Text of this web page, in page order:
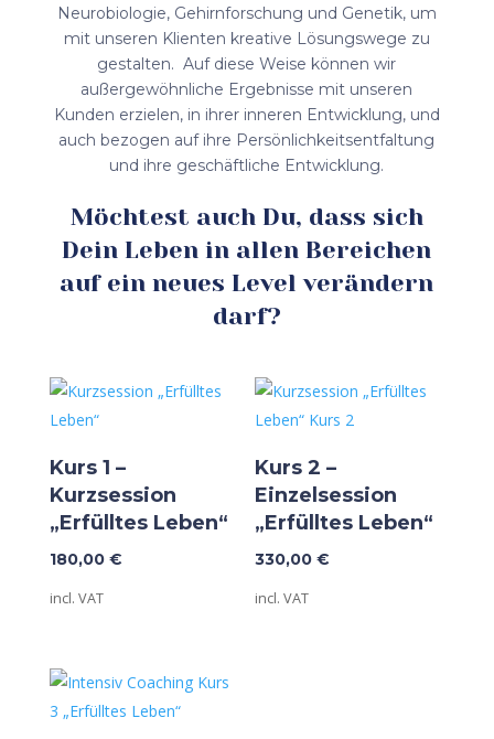
Neurobiologie, Gehirnforschung und Genetik, um
mit unseren Klienten kreative Lösungswege zu
gestalten. Auf diese Weise können wir
außergewöhnliche Ergebnisse mit unseren
Kunden erzielen, in ihrer inneren Entwicklung, und
auch bezogen auf ihre Persönlichkeitsentfaltung
und ihre geschäftliche Entwicklung.
Möchtest auch Du, dass sich
Dein Leben in allen Bereichen
auf ein neues Level verändern
darf?
Kurs 1 –
Kurzsession
„Erfülltes Leben“
180,00 €
incl. VAT
Kurs 2 –
Einzelsession
„Erfülltes Leben“
330,00€
incl. VAT